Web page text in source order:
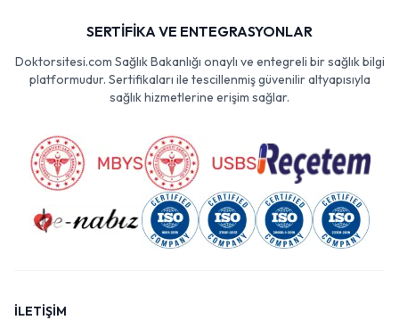
SERTİFİKA VE ENTEGRASYONLAR
Doktorsitesi.com Sağlık Bakanlığı onaylı ve entegreli bir sağlık bilgi
platformudur. Sertifikaları ile tescillenmiş güvenilir altyapısıyla
sağlık hizmetlerine erişim sağlar.
İLETİŞİM